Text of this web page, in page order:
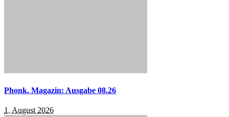
Phonk. Magazin: Ausgabe 08.26
1. August 2026